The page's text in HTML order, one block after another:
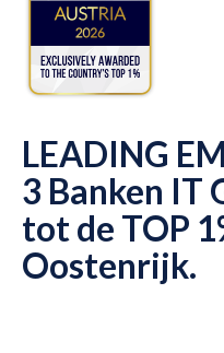
LEADING
3 Banken IT
tot de TOP
Oostenrijk.